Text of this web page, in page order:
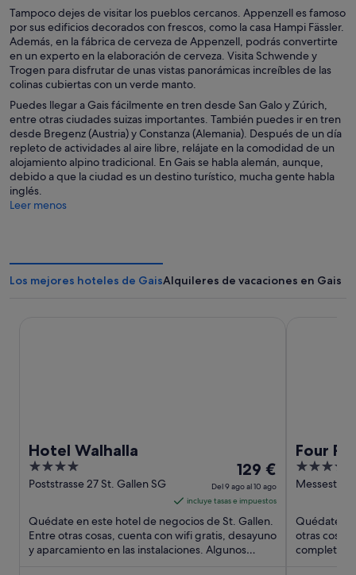
Tampoco dejes de visitar los pueblos cercanos. Appenzell es famoso
por sus edificios decorados con frescos, como la casa Hampi Fässler.
Además, en la fábrica de cerveza de Appenzell, podrás convertirte
en un experto en la elaboración de cerveza. Visita Schwende y
Trogen para disfrutar de unas vistas panorámicas increíbles de las
colinas cubiertas con un verde manto.
Puedes llegar a Gais fácilmente en tren desde San Galo y Zúrich,
entre otras ciudades suizas importantes. También puedes ir en tren
desde Bregenz (Austria) y Constanza (Alemania). Después de un día
repleto de actividades al aire libre, relájate en la comodidad de un
alojamiento alpino tradicional. En Gais se habla alemán, aunque,
debido a que la ciudad es un destino turístico, mucha gente habla
inglés.
Leer menos
Los mejores hoteles de GaisAlquileres de vacaciones en Gais
Hotel Walhalla
4
out
5
Poststrasse 27 St. Gallen SG
El
precio
es
de
129 €
por
129 €
Del 9 ago al 10 ago
incluye tasas e impuestos
Quédate en este hotel de negocios de St. Gallen.
Entre otras cosas, cuenta con wifi gratis, desayuno
y aparcamiento en las instalaciones. Algunos
Four
4.5
out
5
Quédate
otras
completo y